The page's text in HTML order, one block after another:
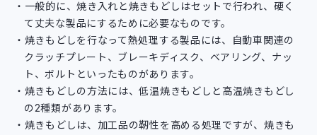
一般的に、焼き入れと焼きもどしはセットで行われ、硬く
て丈夫な製品にするために必要なものです。
焼きもどしを行なって熱処理する製品には、自動車関連の
クラッチプレート、ブレーキディスク、ベアリング、ナッ
ト、ボルトといったものがあります。
焼きもどしの方法には、低温焼きもどしと高温焼きもどし
の2種類があります。
焼きもどしは、加工品の靭性を高める処理ですが、焼きも